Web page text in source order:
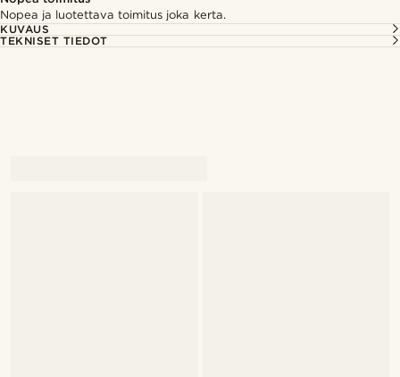
Nopea ja luotettava toimitus joka kerta.
KUVAUS
TEKNISET TIEDOT